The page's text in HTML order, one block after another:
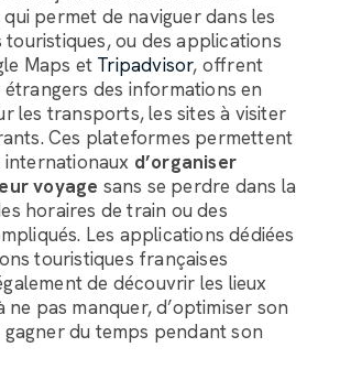
qui permet de naviguer dans les
touristiques, ou des applications
Maps et Tripadvisor, offrent
des informations en
les transports, les sites à visiter
Ces plateformes permettent
d’organiser
voyage sans se perdre dans la
horaires de train ou des
Les applications dédiées
touristiques françaises
de découvrir les lieux
ne pas manquer, d’optimiser son
du temps pendant son